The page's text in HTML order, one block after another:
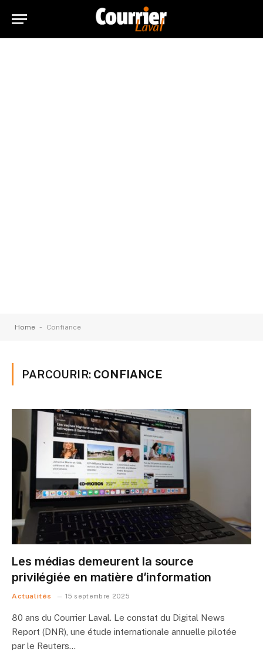
Home - Confiance
PARCOURIR: CONFIANCE
Les médias demeurent la source
privilégiée en matière d’information
Actualités 15 septembre 2025
80 ans du Courrier Laval. Le constat du Digital News
Report (DNR), une étude internationale annuelle pilotée
par le Reuters…